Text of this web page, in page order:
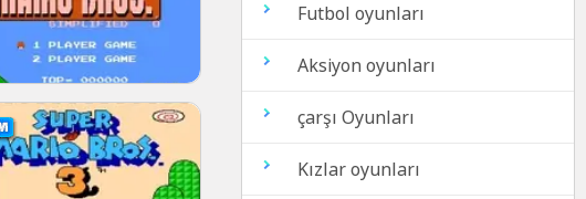
Futbol oyunları
Aksiyon oyunları
çarşı Oyunları
Kızlar oyunları